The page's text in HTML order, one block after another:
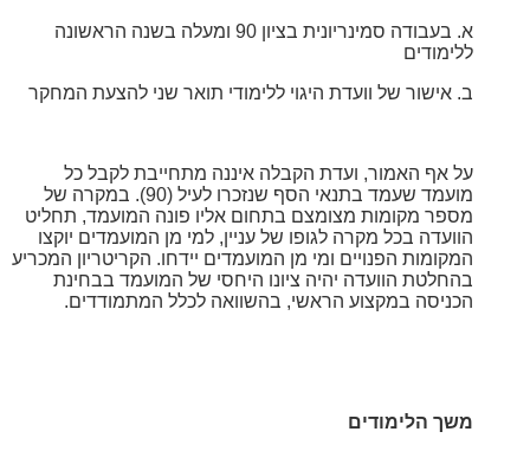
א. בעבודה סמינריונית בציון 90 ומעלה בשנה הראשונה
ללימודים
ב. אישור של וועדת היגוי ללימודי תואר שני להצעת המחקר
על אף האמור, ועדת הקבלה איננה מתחייבת לקבל כל
מועמד שעמד בתנאי הסף שנזכרו לעיל (90). במקרה של
מספר מקומות מצומצם בתחום אליו פונה המועמד, תחליט
הוועדה בכל מקרה לגופו של עניין, למי מן המועמדים יוקצו
המקומות הפנויים ומי מן המועמדים יידחו. הקריטריון המכריע
בהחלטת הוועדה יהיה ציונו היחסי של המועמד בבחינת
הכניסה במקצוע הראשי, בהשוואה לכלל המתמודדים.
משך הלימודים